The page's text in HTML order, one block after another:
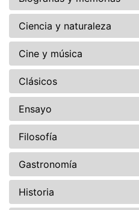
Ciencia y naturaleza
Cine y música
Clásicos
Ensayo
Filosofía
Gastronomía
Historia